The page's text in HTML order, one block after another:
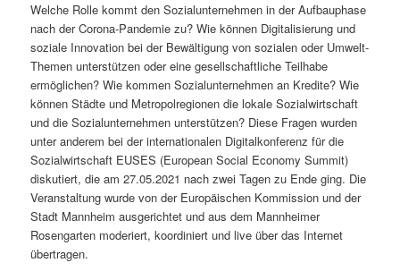
Welche Rolle kommt den Sozialunternehmen in der Aufbauphase
nach der Corona-Pandemie zu? Wie können Digitalisierung und
soziale Innovation bei der Bewältigung von sozialen oder Umwelt-
Themen unterstützen oder eine gesellschaftliche Teilhabe
ermöglichen? Wie kommen Sozialunternehmen an Kredite? Wie
können Städte und Metropolregionen die lokale Sozialwirtschaft
und die Sozialunternehmen unterstützen? Diese Fragen wurden
unter anderem bei der internationalen Digitalkonferenz für die
Sozialwirtschaft EUSES (European Social Economy Summit)
diskutiert, die am 27.05.2021 nach zwei Tagen zu Ende ging. Die
Veranstaltung wurde von der Europäischen Kommission und der
Stadt Mannheim ausgerichtet und aus dem Mannheimer
Rosengarten moderiert, koordiniert und live über das Internet
übertragen.